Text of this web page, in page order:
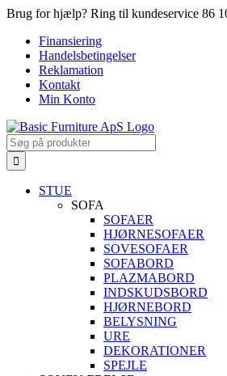
Skip
content
Brug for hjælp? Ring til kundeservice 86
Finansiering
Handelsbetingelser
Reklamation
Kontakt
Min Konto
Search
for:
STUE
SOFA
SOFAER
HJØRNESOFAER
SOVESOFAER
SOFABORD
PLAZMABORD
INDSKUDSBORD
HJØRNEBORD
BELYSNING
URE
DEKORATIONER
SPEJLE